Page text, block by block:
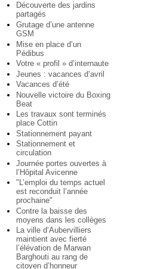
Découverte des jardins
partagés
Grutage d’une antenne
GSM
Mise en place d’un
Pédibus
Votre « profil » d’internaute
Jeunes : vacances d’avril
Vacances d’été
Nouvelle victoire du Boxing
Beat
Les travaux sont terminés
place Cottin
Stationnement payant
Stationnement et
circulation
Journée portes ouvertes à
l’Hôpital Avicenne
"L’emploi du temps actuel
est reconduit l’année
prochaine"
Contre la baisse des
moyens dans les collèges
La ville d’Aubervilliers
maintient avec fierté
l’élévation de Marwan
Barghouti au rang de
citoyen d’honneur